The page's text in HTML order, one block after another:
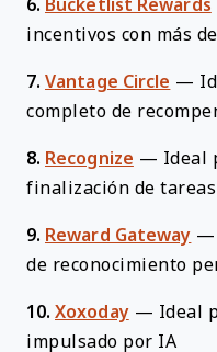
6. Bucketlist Rewards
incentivos con más
7. Vantage Circle —
completo de
8. Recognize — Ideal
finalización de tareas
9. Reward Gateway —
de reconocimiento
10. Xoxoday — Ideal
impulsado por IA